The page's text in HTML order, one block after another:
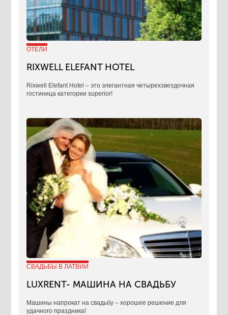
ОТЕЛИ
RIXWELL ELEFANT HOTEL
Rixwell Elefant Hotel ‒ это элегантная четырехзвездочная
гостиница категории superior!
СВАДЬБЫ В ЛАТВИИ
LUXRENT- МАШИНА НА СВАДЬБУ
​Машины напрокат на свадьбу – хорошее решение для
удачного праздника!